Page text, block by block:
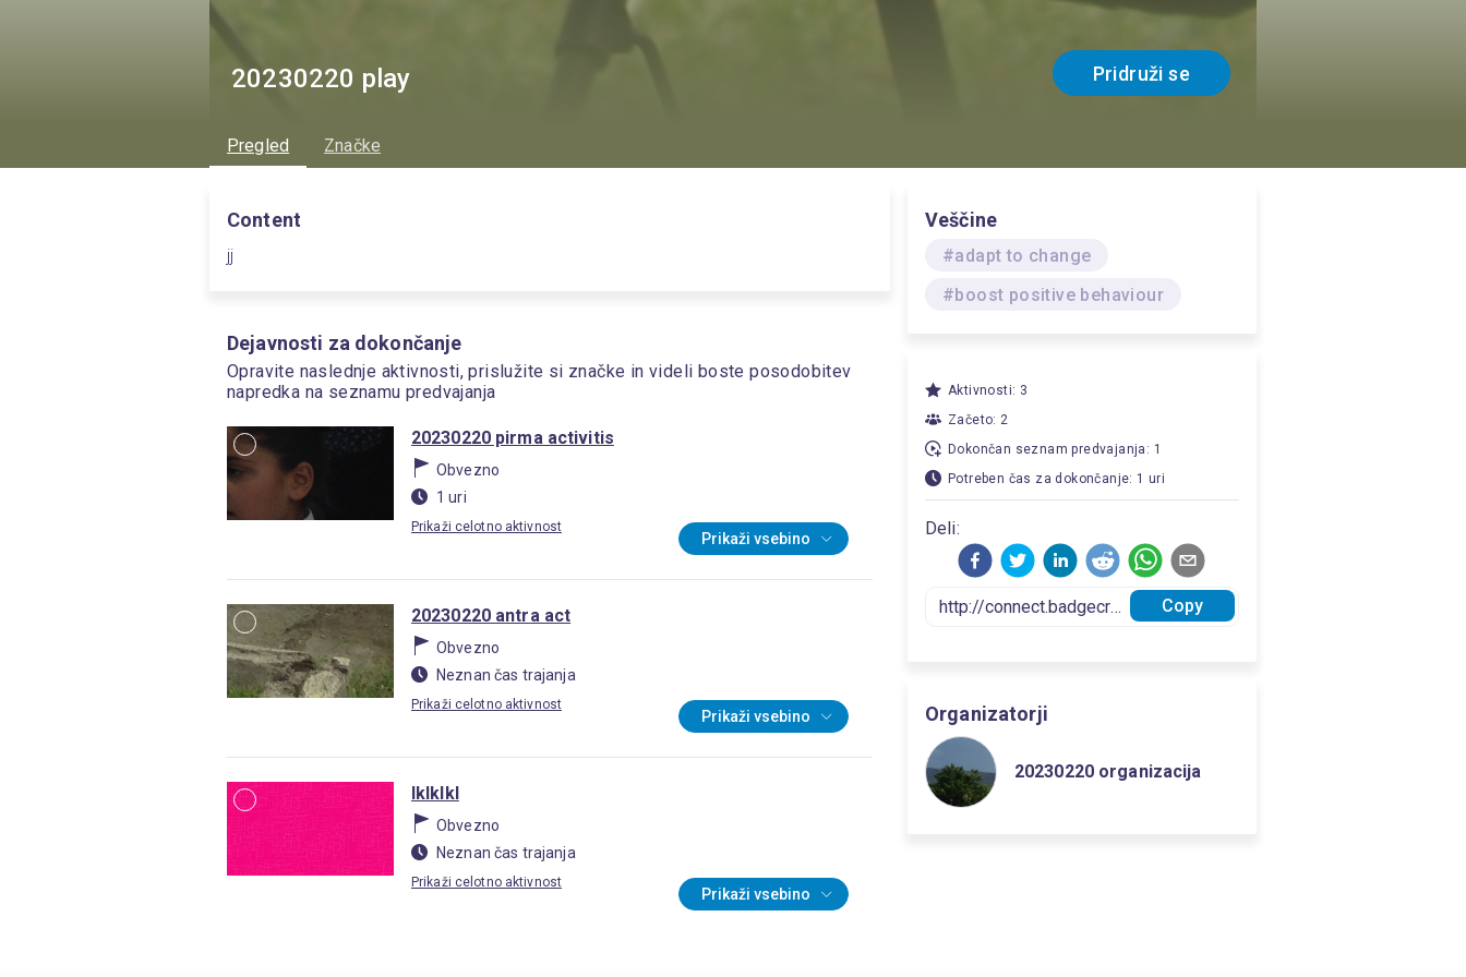
20230220 play Pridruži se
Pregled Značke
Content
jj
Dejavnosti za dokončanje
Opravite naslednje aktivnosti, prislužite si značke in videli boste posodobitev
napredka na seznamu predvajanja
20230220 pirma activitis
Obvezno
1 uri
Prikaži celotno aktivnost
Prikaži vsebino
20230220 antra act
Obvezno
Neznan čas trajanja
Prikaži celotno aktivnost
Prikaži vsebino
lklklkl
Obvezno
Neznan čas trajanja
Prikaži celotno aktivnost
Prikaži vsebino
Veščine
#adapt to change
#boost positive behaviour
Aktivnosti: 3
Začeto: 2
Dokončan seznam predvajanja: 1
Potreben čas za dokončanje: 1 uri
Deli:
Copy
Organizatorji
20230220 organizacija